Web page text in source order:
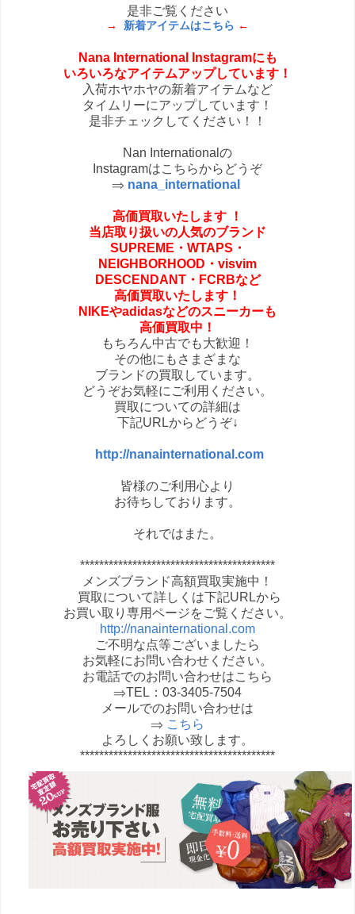
是非ご覧ください
→ 新着アイテムはこちら ←
Nana International Instagramにも
いろいろなアイテムアップしています！
入荷ホヤホヤの新着アイテムなど
タイムリーにアップしています！
是非チェックしてください！！
Nan Internationalの
Instagramはこちらからどうぞ
⇒ nana_international
高価買取いたします ！
当店取り扱いの人気のブランド
SUPREME・ WTAPS・
NEIGHBORHOOD・ visvim
DESCENDANT・FCRBなど
高価買取いたします！
NIKEやadidasなどのスニーカーも
高価買取中！
もちろん中古でも大歓迎！
その他にもさまざまな
ブランドの買取しています。
どうぞお気軽にご利用ください。
買取についての詳細は
下記URLからどうぞ↓
http://nanainternational.com
皆様のご利用心より
お待ちしております。
それではまた。
*****************************************
メンズブランド高額買取実施中！
買取について詳しくは下記URLから
お買い取り専用ページをご覧ください。
http://nanainternational.com
ご不明な点等ございましたら
お気軽にお問い合わせください。
お電話でのお問い合わせはこちら
⇒TEL：03-3405-7504
メールでのお問い合わせは
⇒ こちら
よろしくお願い致します。
*****************************************